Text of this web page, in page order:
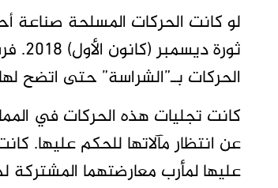
لو كانت الحركات المسلحة صناعة
الحركات بـ”الشراسة” حتى اتضح
كانت تجليات هذه الحركات في
عن انتظار مآلاتها للحكم عليها.
عليها لمأرب معارضتهما المشتركة